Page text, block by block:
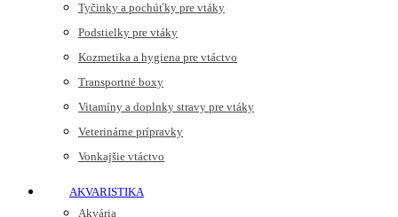
Tyčinky a pochúťky pre vtáky
Podstielky pre vtáky
Kozmetika a hygiena pre vtáctvo
Transportné boxy
Vitamíny a doplnky stravy pre vtáky
Veterinárne prípravky
Vonkajšie vtáctvo
AKVARISTIKA
Akvária